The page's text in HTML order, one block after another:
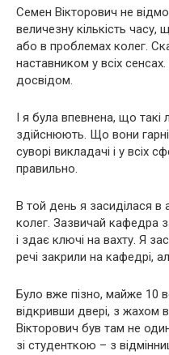
Семен Вікторович не
величезну кількість часу,
або в проблемах колег.
наставником у всіх
досвідом.
І я була впевнена, що такі
здійснюють. Що вони гарні
суворі викладачі і у всіх
правильно.
В той день я засиділася в
колег. Зазвичай кафедра
і здає ключі на вахту. Я
речі закрили на кафедрі,
Було вже пізно, майже 10
відкривши двері, з жахом
Вікторович був там не
зі студенткою – з